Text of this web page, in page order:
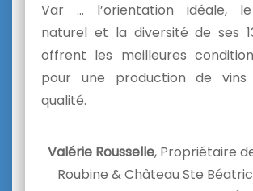
Var … l’orientation idéale,
naturel et la diversité de ses
offrent les meilleures
pour une production de
qualité.
Valérie Rousselle, Propriétaire
Roubine & Château Ste